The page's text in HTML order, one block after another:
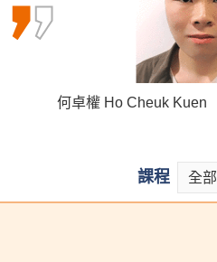
李海欣 Virginia Lee
何卓權 Ho Cheuk Kuen
郭毅熙 Kwok Ngai Hei
課程 全部